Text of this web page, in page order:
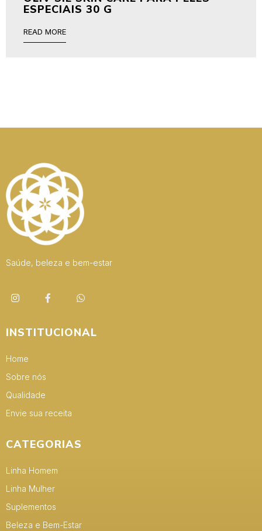
ESPECIAIS 30 G
READ MORE
Saúde, beleza e bem-estar
INSTITUCIONAL
Home
Sobre nós
Qualidade
Envie sua receita
CATEGORIAS
Linha Homem
Linha Mulher
Suplementos
Beleza e Bem-Estar